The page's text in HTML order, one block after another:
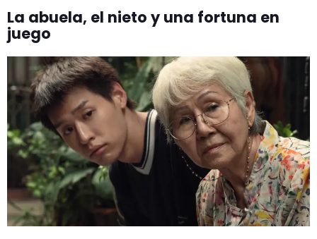
La abuela, el nieto y una fortuna en
juego